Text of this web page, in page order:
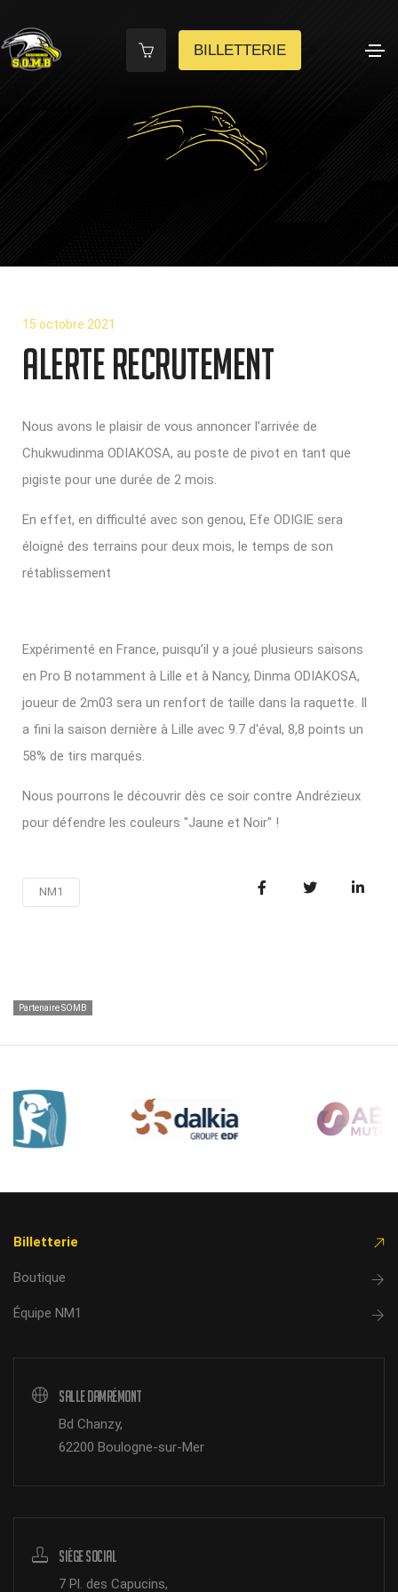
BILLETTERIE
15 octobre 2021
Alerte Recrutement
Nous avons le plaisir de vous annoncer l’arrivée de
Chukwudinma ODIAKOSA, au poste de pivot en tant que
pigiste pour une durée de 2 mois.
En effet, en difficulté avec son genou, Efe ODIGIE sera
éloigné des terrains pour deux mois, le temps de son
rétablissement
Expérimenté en France, puisqu’il y a joué plusieurs saisons
en Pro B notamment à Lille et à Nancy, Dinma ODIAKOSA,
joueur de 2m03 sera un renfort de taille dans la raquette. Il
a fini la saison dernière à Lille avec 9.7 d'éval, 8,8 points un
58% de tirs marqués.
Nous pourrons le découvrir dès ce soir contre Andrézieux
pour défendre les couleurs "Jaune et Noir" !
NM1
Partenaire SOMB
Billetterie
Boutique
Équipe NM1
Salle Damrémont
Bd Chanzy,
62200 Boulogne-sur-Mer
Siège Social
7 Pl. des Capucins,